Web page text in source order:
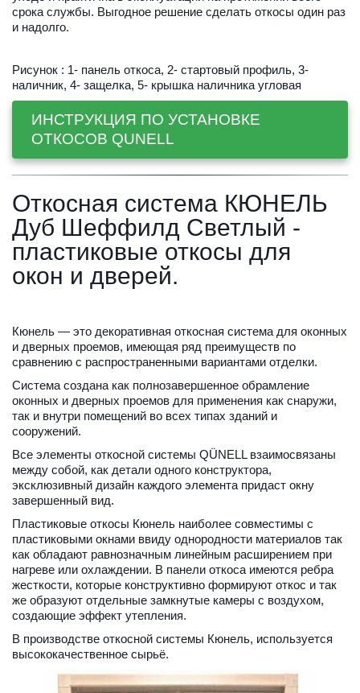
срока службы. Выгодное решение сделать откосы один раз
и надолго.
Рисунок : 1- панель откоса, 2- стартовый профиль, 3-
наличник, 4- защелка, 5- крышка наличника угловая
ИНСТРУКЦИЯ ПО УСТАНОВКЕ
ОТКОСОВ QUNELL
Откосная система КЮНЕЛЬ
Дуб Шеффилд Светлый -
пластиковые откосы для
окон и дверей.
Кюнель — это декоративная откосная система для оконных
и дверных проемов, имеющая ряд преимуществ по
сравнению с распространенными вариантами отделки.
Система создана как полнозавершенное обрамление
оконных и дверных проемов для применения как снаружи,
так и внутри помещений во всех типах зданий и
сооружений.
Все элементы откосной системы QÜNELL взаимосвязаны
между собой, как детали одного конструктора,
эксклюзивный дизайн каждого элемента придаст окну
завершенный вид.
Пластиковые откосы Кюнель наиболее совместимы с
пластиковыми окнами ввиду однородности материалов так
как обладают равнозначным линейным расширением при
нагреве или охлаждении. В панели откоса имеются ребра
жесткости, которые конструктивно формируют откос и так
же образуют отдельные замкнутые камеры с воздухом,
создающие эффект утепления.
В производстве откосной системы Кюнель, используется
высококачественное сырьё.